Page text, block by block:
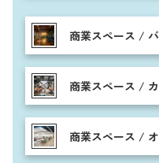
で幅広い雰囲気に
商業スペース /
商業スペース /
商業スペース /